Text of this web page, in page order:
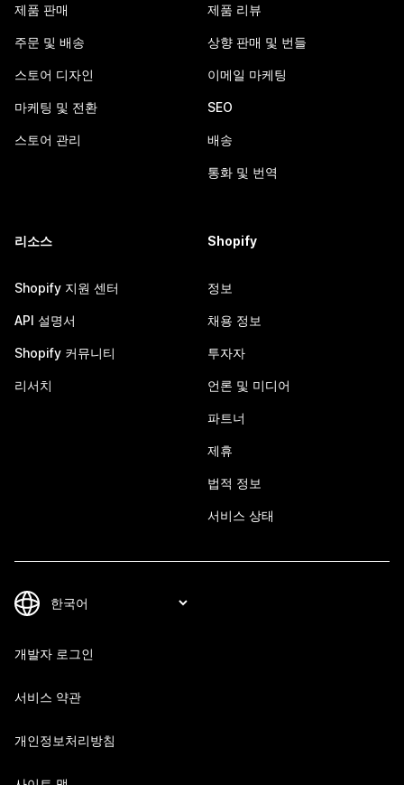
제품 판매
주문 및 배송
스토어 디자인
마케팅 및 전환
스토어 관리
제품 리뷰
상향 판매 및 번들
이메일 마케팅
SEO
배송
통화 및 번역
리소스
Shopify 지원 센터
API 설명서
Shopify 커뮤니티
리서치
Shopify
정보
채용 정보
투자자
언론 및 미디어
파트너
제휴
법적 정보
서비스 상태
개발자 로그인
서비스 약관
개인정보처리방침